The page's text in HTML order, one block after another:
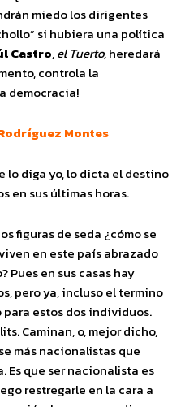
miedo los dirigentes
si hubiera una política
Castro,el Tuerto,heredará
controla la
democracia!
Montes
lo diga yo, lo dicta el destino
en sus últimas horas.
figuras de seda ¿cómo se
en este país abrazado
Pues en sus casas hay
pero ya, incluso el termino
estos dos individuos.
Caminan, o, mejor dicho,
más nacionalistas que
Es que ser nacionalista es
restregarle en la cara a